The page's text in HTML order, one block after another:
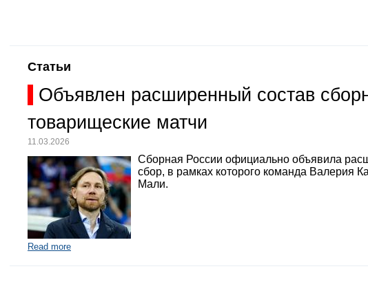
Статьи
Объявлен расширенный состав
товарищеские матчи
11.03.2026
Сборная России официально объявила
сбор, в рамках которого команда Валерия
Мали.
Read more